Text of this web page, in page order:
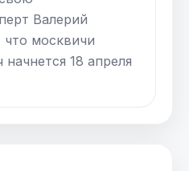
Валерий
что москвичи
18 апреля